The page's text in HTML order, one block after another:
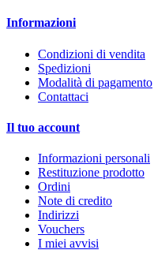
Informazioni
Condizioni di vendita
Spedizioni
Modalità di pagamento
Contattaci
Il tuo account
Informazioni personali
Restituzione prodotto
Ordini
Note di credito
Indirizzi
Vouchers
I miei avvisi